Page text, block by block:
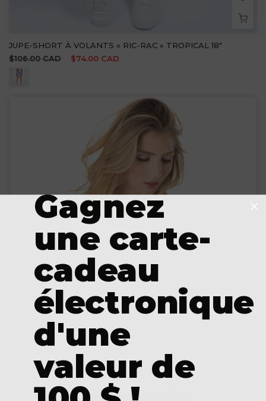
JUPE-SHORT À VOLANTS « RIC-RAC » TROPICAL 18"
$106.00 CAD
$74.00 CAD
Gagnez
une carte-
cadeau
électronique
d'une
valeur de